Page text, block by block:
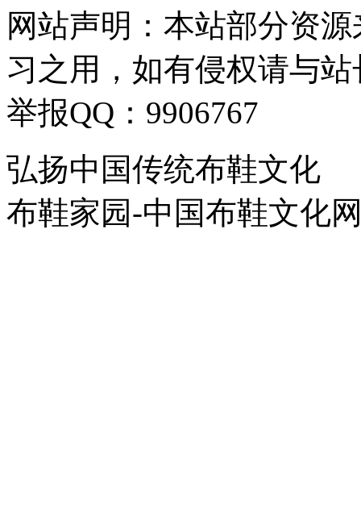
网站声明：本站部分资
习之用，如有侵权请与
举报QQ：9906767
弘扬中国传统布鞋文化
布鞋家园-中国布鞋文化